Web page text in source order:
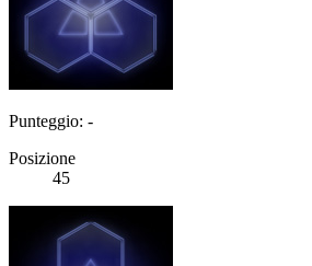
Punteggio: -
Posizione
45